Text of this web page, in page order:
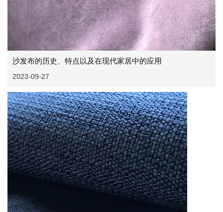
沙发布的历史、特点以及在现代家居中的应用
2023-09-27